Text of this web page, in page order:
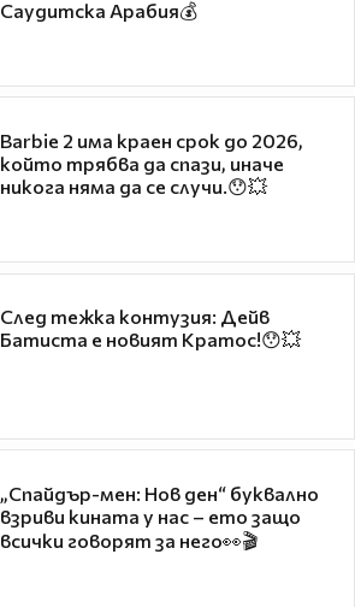
Саудитска Арабия💰
Barbie 2 има краен срок до 2026,
който трябва да спази, иначе
никога няма да се случи.😯💥
След тежка контузия: Дейв
Батиста е новият Кратос!😯💥
„Спайдър-мен: Нов ден“ буквално
взриви кината у нас – ето защо
всички говорят за него👀🎬